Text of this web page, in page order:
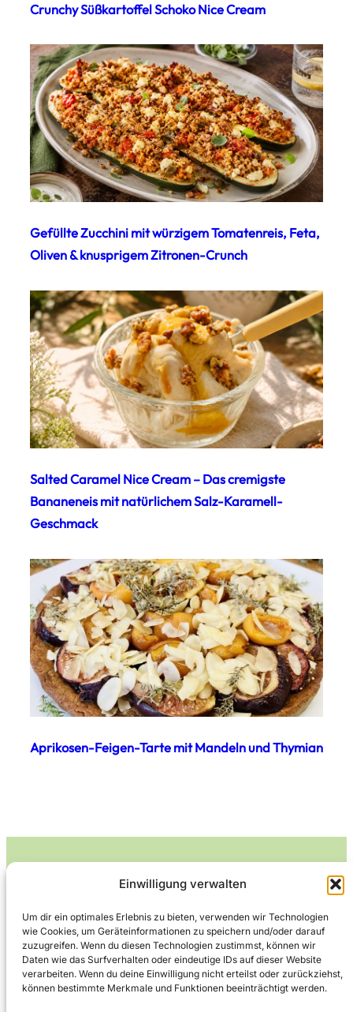
Einwilligung verwalten
Um dir ein optimales Erlebnis zu bieten, verwenden wir Technologien
wie Cookies, um Geräteinformationen zu speichern und/oder darauf
zuzugreifen. Wenn du diesen Technologien zustimmst, können wir
Daten wie das Surfverhalten oder eindeutige IDs auf dieser Website
verarbeiten. Wenn du deine Einwilligung nicht erteilst oder zurückziehst,
können bestimmte Merkmale und Funktionen beeinträchtigt werden.
Crunchy Süßkartoffel Schoko Nice Cream
Gefüllte Zucchini mit würzigem Tomatenreis, Feta,
Oliven & knusprigem Zitronen-Crunch
Salted Caramel Nice Cream – Das cremigste
Bananeneis mit natürlichem Salz-Karamell-
Geschmack
Aprikosen-Feigen-Tarte mit Mandeln und Thymian
Leckerlife
Lecker essen – gesund leben.